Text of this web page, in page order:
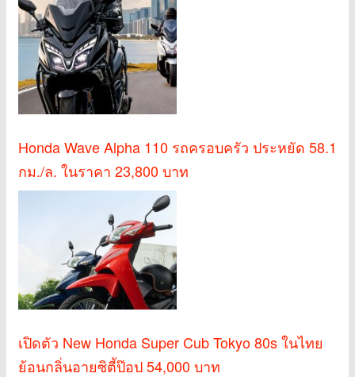
Honda Wave Alpha 110 รถครอบครัว ประหยัด 58.1
กม./ล. ในราคา 23,800 บาท
เปิดตัว New Honda Super Cub Tokyo 80s ในไทย
ย้อนกลิ่นอายซิตี้ป๊อป 54,000 บาท